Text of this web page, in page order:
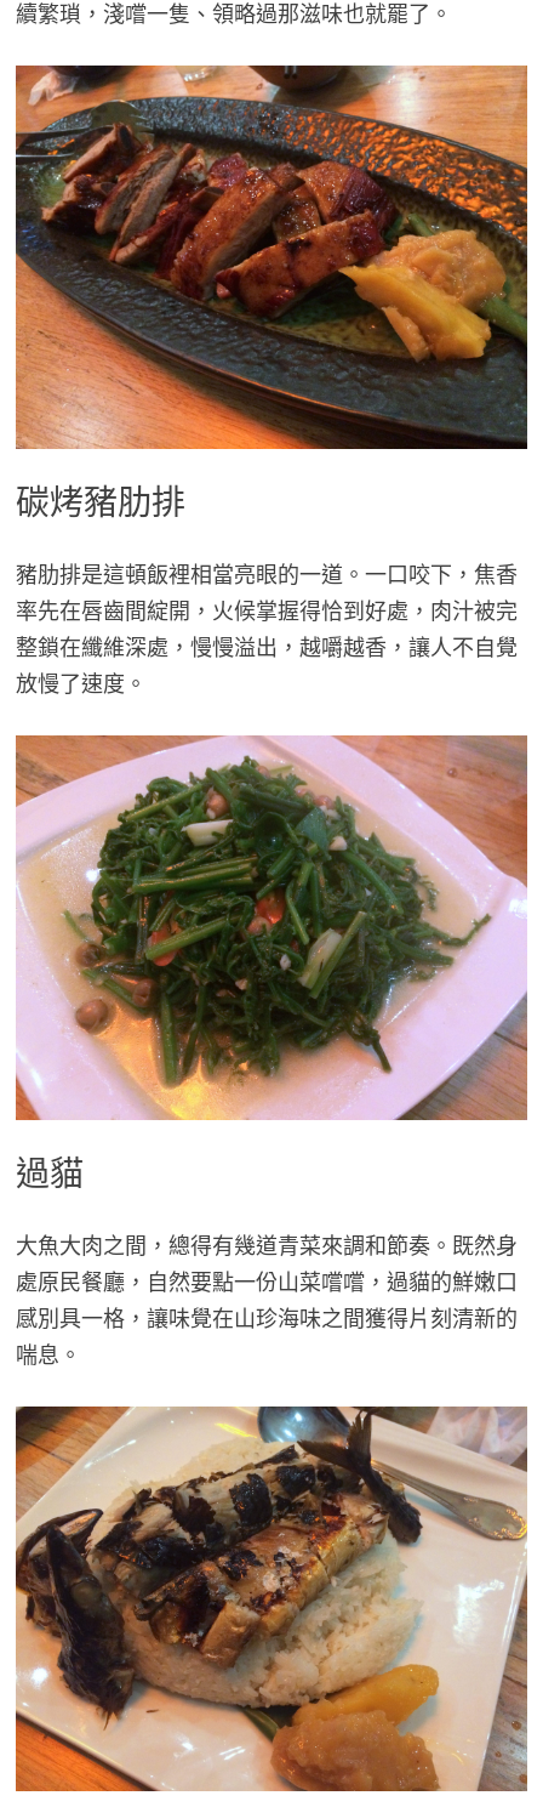
續繁瑣，淺嚐一隻、領略過那滋味也就罷了。
碳烤豬肋排
豬肋排是這頓飯裡相當亮眼的一道。一口咬下，焦香
率先在唇齒間綻開，火候掌握得恰到好處，肉汁被完
整鎖在纖維深處，慢慢溢出，越嚼越香，讓人不自覺
放慢了速度。
過貓
大魚大肉之間，總得有幾道青菜來調和節奏。既然身
處原民餐廳，自然要點一份山菜嚐嚐，過貓的鮮嫩口
感別具一格，讓味覺在山珍海味之間獲得片刻清新的
喘息。